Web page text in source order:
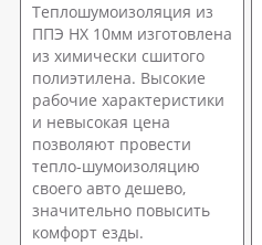
Теплошумоизоляция из
ППЭ НХ 10мм изготовлена
из химически сшитого
полиэтилена. Высокие
рабочие характеристики
и невысокая цена
позволяют провести
тепло-шумоизоляцию
своего авто дешево,
значительно повысить
комфорт езды.